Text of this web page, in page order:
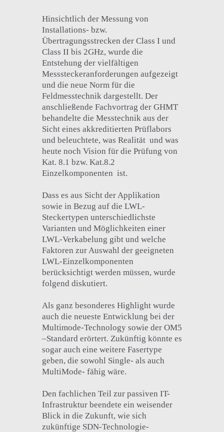
Hinsichtlich der Messung von
Installations- bzw.
Übertragungsstrecken der Class I und
Class II bis 2GHz, wurde die
Entstehung der vielfältigen
Messsteckeranforderungen aufgezeigt
und die neue Norm für die
Feldmesstechnik dargestellt. Der
anschließende Fachvortrag der GHMT
behandelte die Messtechnik aus der
Sicht eines akkreditierten Prüflabors
und beleuchtete, was Realität und was
heute noch Vision für die Prüfung von
Kat. 8.1 bzw. Kat.8.2
Einzelkomponenten ist.
Dass es aus Sicht der Applikation
sowie in Bezug auf die LWL-
Steckertypen unterschiedlichste
Varianten und Möglichkeiten einer
LWL-Verkabelung gibt und welche
Faktoren zur Auswahl der geeigneten
LWL-Einzelkomponenten
berücksichtigt werden müssen, wurde
folgend diskutiert.
Als ganz besonderes Highlight wurde
auch die neueste Entwicklung bei der
Multimode-Technology sowie der OM5
–Standard erörtert. Zukünftig könnte es
sogar auch eine weitere Fasertype
geben, die sowohl Single- als auch
MultiMode- fähig wäre.
Den fachlichen Teil zur passiven IT-
Infrastruktur beendete ein weisender
Blick in die Zukunft, wie sich
zukünftige SDN-Technologie-